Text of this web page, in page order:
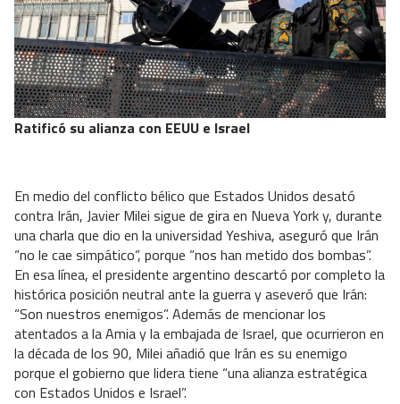
Ratificó su alianza con EEUU e Israel
En medio del conflicto bélico que Estados Unidos desató
contra Irán, Javier Milei sigue de gira en Nueva York y, durante
una charla que dio en la universidad Yeshiva, aseguró que Irán
“no le cae simpático”, porque “nos han metido dos bombas”.
En esa línea, el presidente argentino descartó por completo la
histórica posición neutral ante la guerra y aseveró que Irán:
“Son nuestros enemigos”. Además de mencionar los
atentados a la Amia y la embajada de Israel, que ocurrieron en
la década de los 90, Milei añadió que Irán es su enemigo
porque el gobierno que lidera tiene “una alianza estratégica
con Estados Unidos e Israel”.